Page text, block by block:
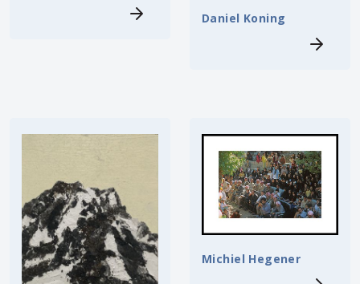
Daniel Koning
Michiel Hegener